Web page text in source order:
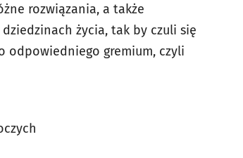
rozwiązania, a także
życia, tak by czuli się
odpowiedniego gremium, czyli